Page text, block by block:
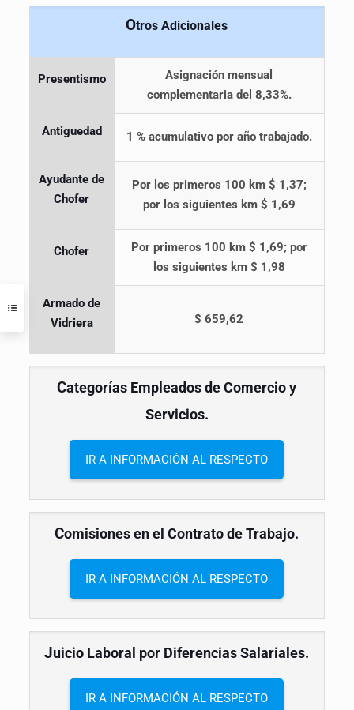
Otros Adicionales
Presentismo
Asignación mensual
complementaria del 8,33%.
Antiguedad 1 % acumulativo por año trabajado.
Ayudante de
Chofer
Por los primeros 100 km $ 1,37;
por los siguientes km $ 1,69
Chofer
Por primeros 100 km $ 1,69; por
los siguientes km $ 1,98
Armado de
Vidriera
$ 659,62
Categorías Empleados de Comercio y
Servicios.
IR A INFORMACIÓN AL RESPECTO
Comisiones en el Contrato de Trabajo.
IR A INFORMACIÓN AL RESPECTO
Juicio Laboral por Diferencias Salariales.
IR A INFORMACIÓN AL RESPECTO